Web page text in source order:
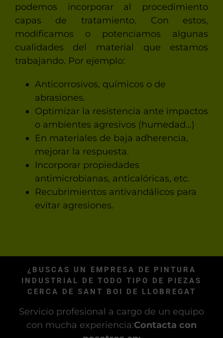
podemos incorporar al procedimiento
capas de tratamiento. Con estos,
modificamos o potenciamos algunas
cualidades del material que estamos
trabajando. Por ejemplo:
Anticorrosivos, químicos o de
abrasiones.
Optimizar la resistencia ante impactos
o ambientes agresivos (humedad…)
En materiales de baja adherencia,
mejorar la respuesta.
Incorporar propiedades
antimicrobianas, anticalóricas, etc.
Recubrimientos antivandálicos para
evitar agresiones.
¿BUSCAS UN EMPRESA DE PINTURA
INDUSTRIAL DE TODO TIPO DE PIEZAS
CERCA DE SANT BOI DE LLOBREGAT
Servicio profesional a cargo de un equipo
con mucha experiencia:Contacta con